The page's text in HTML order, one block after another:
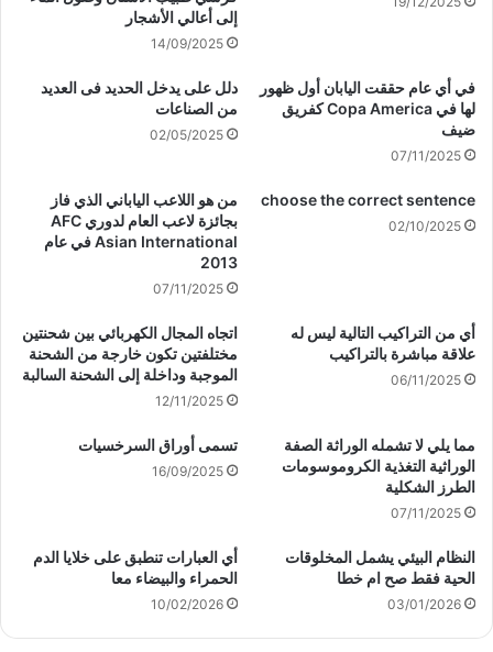
إلى أعالي الأشجار
14/09/2025
في أي عام حققت اليابان أول ظهور
لها في Copa America كفريق
ضيف
07/11/2025
دلل على يدخل الحديد فى العديد
من الصناعات
02/05/2025
choose the correct sentence
02/10/2025
من هو اللاعب الياباني الذي فاز
بجائزة لاعب العام لدوري AFC
Asian International في عام
2013
07/11/2025
أي من التراكيب التالية ليس له
علاقة مباشرة بالتراكيب
06/11/2025
اتجاه المجال الكهربائي بين شحنتين
مختلفتين تكون خارجة من الشحنة
الموجبة وداخلة إلى الشحنة السالبة
12/11/2025
مما يلي لا تشمله الوراثة الصفة
الوراثية التغذية الكروموسومات
الطرز الشكلية
07/11/2025
تسمى أوراق السرخسيات
16/09/2025
النظام البيئي يشمل المخلوقات
الحية فقط صح ام خطا
03/01/2026
أي العبارات تنطبق على خلايا الدم
الحمراء والبيضاء معا
10/02/2026